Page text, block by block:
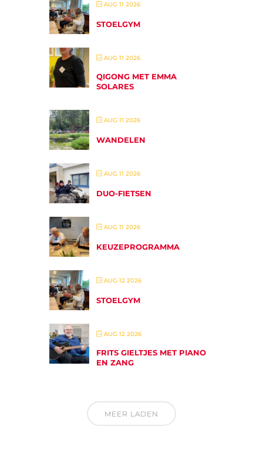
AUG 11 2026
STOELGYM
AUG 11 2026
QIGONG MET EMMA
SOLARES
AUG 11 2026
WANDELEN
AUG 11 2026
DUO-FIETSEN
AUG 11 2026
KEUZEPROGRAMMA
AUG 12 2026
STOELGYM
AUG 12 2026
FRITS GIELTJES MET PIANO
EN ZANG
MEER LADEN